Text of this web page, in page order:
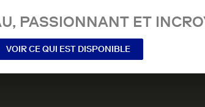
PASSIONNANT ET
VOIR CE QUI EST DISPONIBLE